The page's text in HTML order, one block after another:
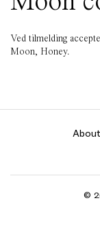
Ved tilmelding
Moon, Honey.
©